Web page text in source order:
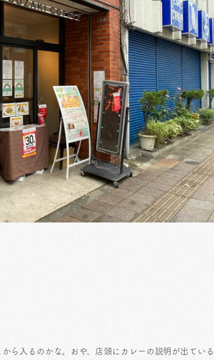
ら入るのかな。おや、店頭にカレーの説明が出ている